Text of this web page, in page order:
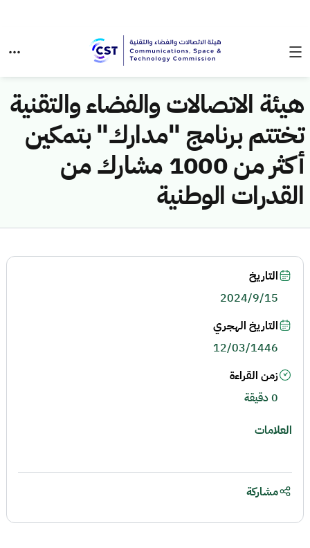
هيئة الاتصالات والفضاء والتقنية
تختتم برنامج "مدارك" بتمكين
أكثر من 1000 مشارك من
القدرات الوطنية
التاريخ
2024/9/15
التاريخ الهجري
12/03/1446
زمن القراءة
0 دقيقة
العلامات
مشاركة